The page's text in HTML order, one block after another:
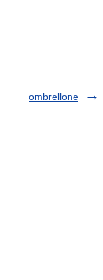
ombrellone